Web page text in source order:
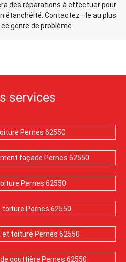
des réparations à effectuer pour
étanchéité. Contactez –le au plus
genre de problème.
services
Pernes 62550
façade Pernes 62550
Pernes 62550
toiture Pernes 62550
toiture Pernes 62550
gouttière Pernes 62550